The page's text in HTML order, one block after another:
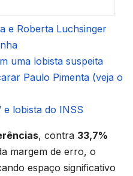
e Roberta Luchsinger
uma lobista suspeita
Paulo Pimenta (veja o
e lobista do INSS
, contra 33,7%
margem de erro, o
espaço significativo